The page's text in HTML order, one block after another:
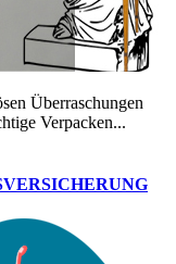
Überraschungen
Verpacken...